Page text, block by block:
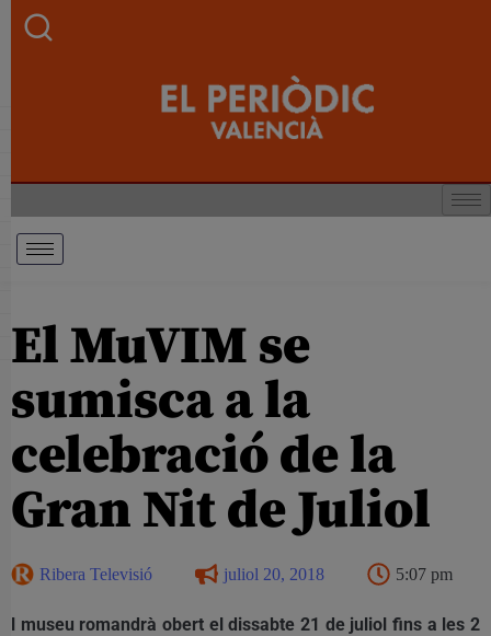
El MuVIM se
sumisca a la
celebració de la
Gran Nit de Juliol
Ribera Televisió juliol 20, 2018 5:07 pm
l museu romandrà obert el dissabte 21 de juliol fins a les 2